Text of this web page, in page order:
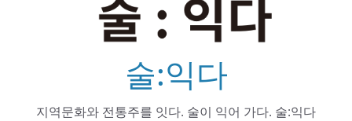
술:익다
지역문화와 전통주를 잇다. 술이 익어 가다. 술:익다